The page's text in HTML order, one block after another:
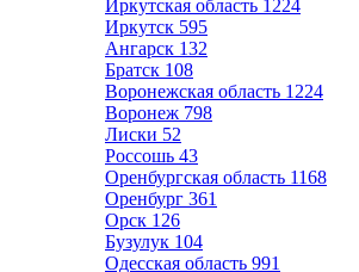
Иркутская область 1224
Иркутск 595
Ангарск 132
Братск 108
Воронежская область 1224
Воронеж 798
Лиски 52
Россошь 43
Оренбургская область 1168
Оренбург 361
Орск 126
Бузулук 104
Одесская область 991